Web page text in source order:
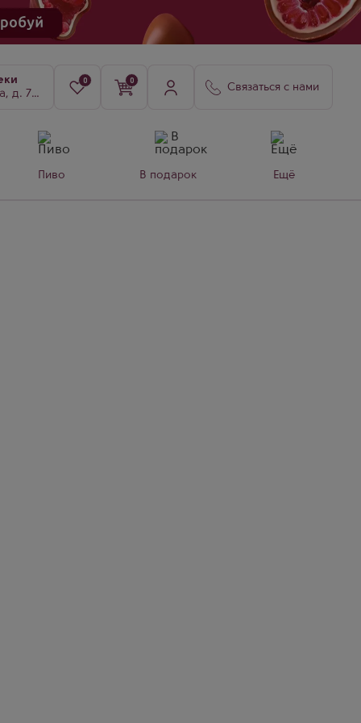
к. 3
0 0
Связаться с нами
Пиво В подарок Ещё